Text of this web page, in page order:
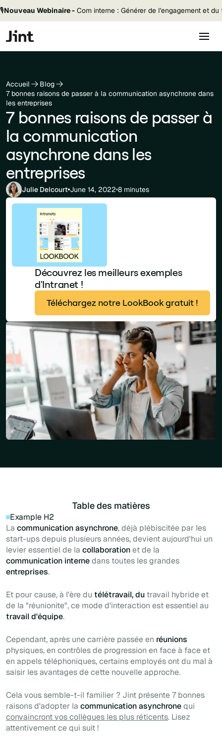
🎙️Nouveau Webinaire - Com interne : Générer de l'engagement et
Accueil
Blog
7 bonnes raisons de passer à la communication asynchrone dans
les entreprises
7 bonnes raisons de passer à
la communication
asynchrone dans les
entreprises
Julie Delcourt June 14, 2022 8 minutes
Découvrez les meilleurs exemples
d'Intranet !
Téléchargez notre LookBook gratuit !
Table des matières
Example H2
La communication asynchrone, déjà plébiscitée par les
start-upsdepuis plusieurs années, devient aujourd'hui un
levier essentiel de la collaborationet de la
communication internedans toutes les grandes
entreprises.
Et pour cause, à l'ère du télétravail, du travail hybride et
de la "réunionite", ce mode d'interaction est essentiel au
travail d'équipe.
Cependant, après une carrière passée en réunions
physiques, en contrôles de progression en face à face et
en appels téléphoniques, certains employés ont du mal à
saisir les avantages de cette nouvelle approche.
Cela vous semble-t-il familier ? Jint présente 7 bonnes
raisons d'adopter la communication asynchronequi
convaincront vos collègues les plus réticents. Lisez
attentivement ce qui suit !